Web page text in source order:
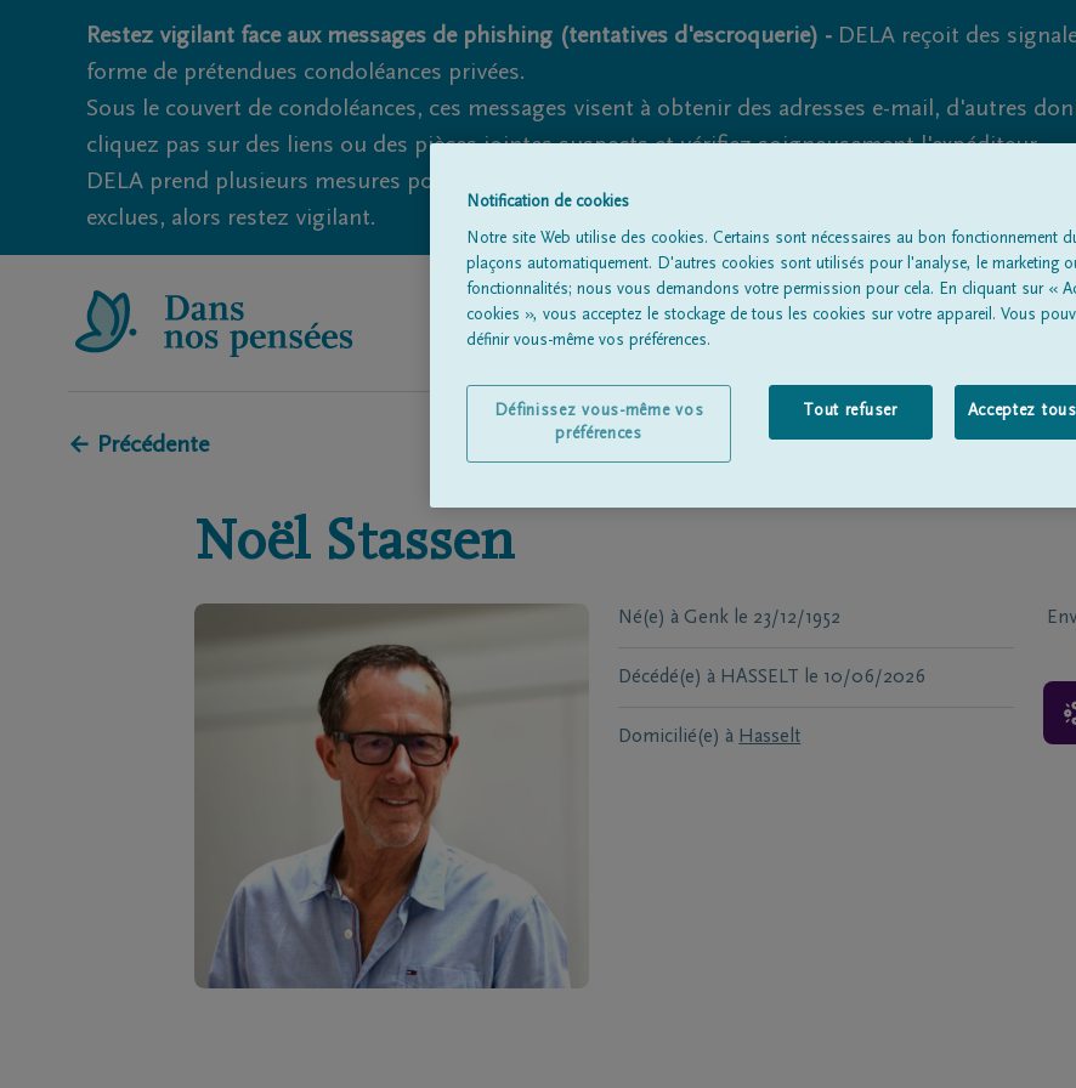
Restez vigilant face aux messages de phishing (tentatives d'escroquerie) - DELA reçoit des
forme de prétendues condoléances privées.
Sous le couvert de condoléances, ces messages visent à obtenir des adresses e-mail, d'autres
cliquez pas sur des liens ou des pièces jointes suspects et vérifiez soigneusement l'expéditeur.
DELA prend plusieurs mesures pour éviter cela. Cependant, les tentatives d'hameçonnage et de
exclues, alors restez vigilant.
Tous les avis de décèsÀ propos de nous
← Précédente
Noël Stassen
Né(e) à Genk le 23/12/1952
Décédé(e) à HASSELT le 10/06/2026
Domicilié(e) à Hasselt
Notification de cookies
Notre site Web utilise des cookies. Certains sont nécessaires au bon fonctionnement
plaçons automatiquement. D'autres cookies sont utilisés pour l'analyse, le marketing
fonctionnalités; nous vous demandons votre permission pour cela. En cliquant sur «
cookies », vous acceptez le stockage de tous les cookies sur votre appareil. Vous
définir vous-même vos préférences.
Tout refuser Acceptez
Définissez vous-même vos
préférences